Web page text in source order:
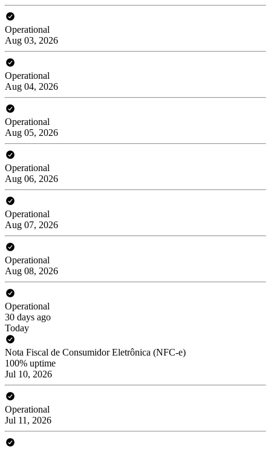
Operational
Aug 03, 2026
Operational
Aug 04, 2026
Operational
Aug 05, 2026
Operational
Aug 06, 2026
Operational
Aug 07, 2026
Operational
Aug 08, 2026
Operational
30 days ago
Today
Nota Fiscal de Consumidor Eletrônica (NFC-e)
100% uptime
Jul 10, 2026
Operational
Jul 11, 2026